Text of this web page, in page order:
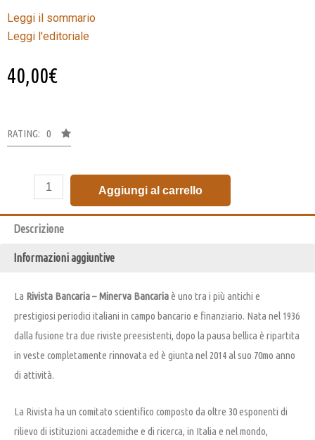
Leggi il sommario
Leggi l'editoriale
40,00€
RATING: 0
Aggiungi al carrello
Descrizione
Informazioni aggiuntive
La Rivista Bancaria – Minerva Bancariaè uno tra i più antichi e
prestigiosi periodici italiani in campo bancario e finanziario. Nata nel 1936
dalla fusione tra due riviste preesistenti, dopo la pausa bellica è ripartita
in veste completamente rinnovata ed è giunta nel 2014 al suo 70mo anno
di attività.
La Rivista ha un comitato scientifico composto da oltre 30 esponenti di
rilievo di istituzioni accademiche e di ricerca, in Italia e nel mondo,